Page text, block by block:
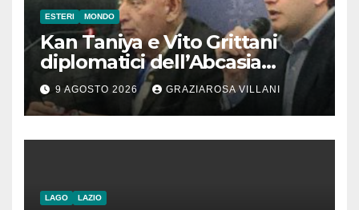
ESTERI MONDO
Kan Taniya e Vito Grittani
diplomatici dell’Abcasia
contro nota del governo
romeno. “Non si può invocare
la costruzione di ponti e allo
stesso tempo condannare
9 AGOSTO 2026 GRAZIAROSA VILLANI
LAGO LAZIO